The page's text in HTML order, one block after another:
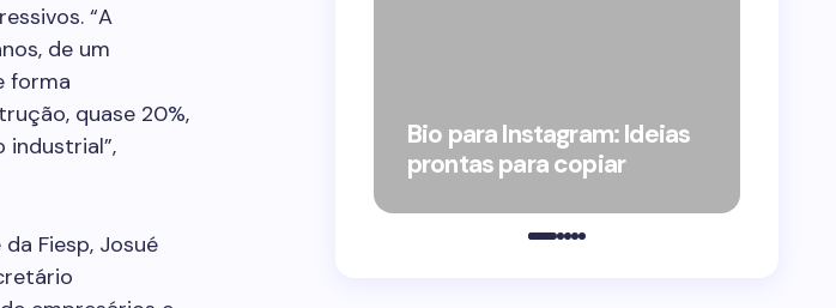
“A
de um
forma
quase 20%,
Fiesp, Josué
Bio para Instagram: Ideias
prontas para copiar